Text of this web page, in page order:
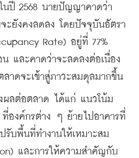
ปี 2568 นายปัญญาคาดว่า
จะยังคงลดลง โดยปัจจุบันอัตรา
Rate) อยู่ที่ 77%
และคาดว่าจะลดลงต่อเนื่อง
ลาดจะเข้าสู่ภาวะสมดุลมากขึ้น
ต่อตลาด ได้แก่ แนวโน้ม
ที่องค์กรต่าง ๆ ย้ายไปอาคารที่
บพื้นที่ทำงานให้เหมาะสม
และการให้ความสำคัญกับ